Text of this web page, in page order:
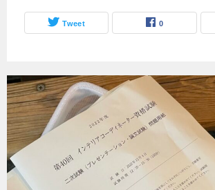
Tweet 0